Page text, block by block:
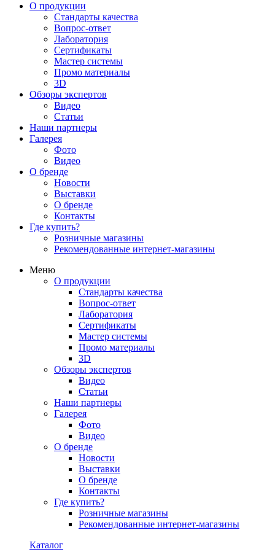
О продукции
Стандарты качества
Вопрос-ответ
Лаборатория
Сертификаты
Мастер системы
Промо материалы
3D
Обзоры экспертов
Видео
Статьи
Наши партнеры
Галерея
Фото
Видео
О бренде
Новости
Выставки
О бренде
Контакты
Где купить?
Розничные магазины
Рекомендованные интернет-магазины
Меню
О продукции
Стандарты качества
Вопрос-ответ
Лаборатория
Сертификаты
Мастер системы
Промо материалы
3D
Обзоры экспертов
Видео
Статьи
Наши партнеры
Галерея
Фото
Видео
О бренде
Новости
Выставки
О бренде
Контакты
Где купить?
Розничные магазины
Рекомендованные интернет-магазины
Каталог